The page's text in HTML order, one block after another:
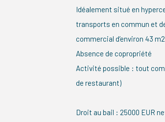
Idéalement situé en
transports en commun et
commercial d’environ 43
Absence de copropriété
Activité possible : tout
de restaurant)
Droit au bail : 25000 EUR